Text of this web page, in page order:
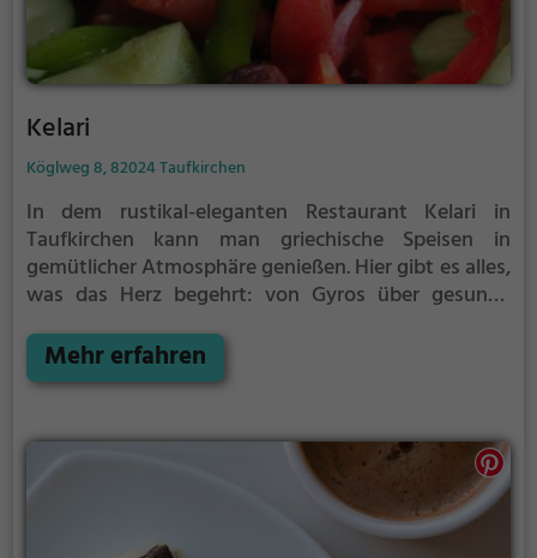
Kelari
Köglweg 8, 82024 Taufkirchen
In dem rustikal-eleganten Restaurant Kelari in
Taufkirchen kann man griechische Speisen in
gemütlicher Atmosphäre genießen. Hier gibt es alles,
was das Herz begehrt: von Gyros über gesunde
und Weinen. Das Ambiente mit Holzmöbeln und
Kronleuchter lädt zum Verweilen ein und verspricht
griechische Küche und entdecke die Vielfalt an
köstlichen Speisen und Getränken im Restaurant
Mehr erfahren